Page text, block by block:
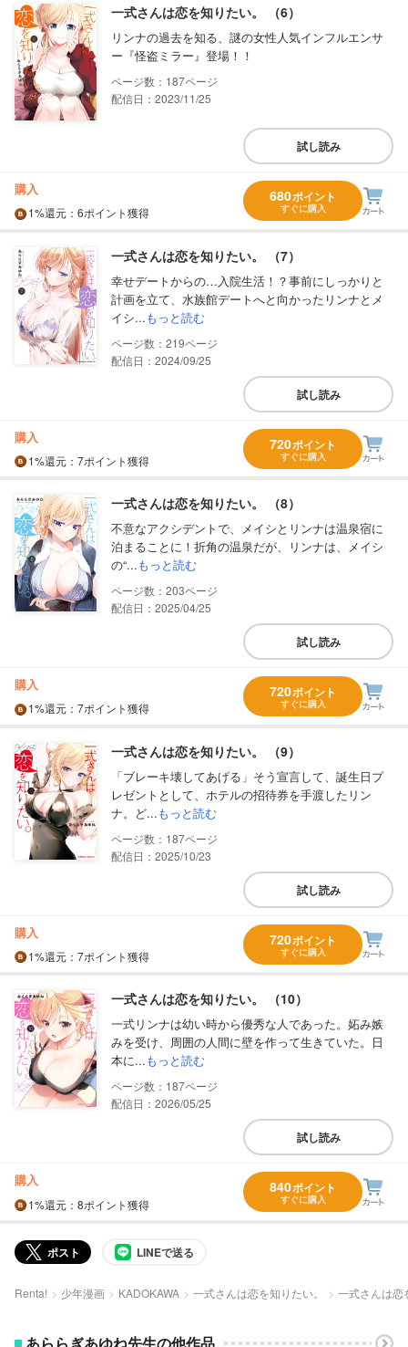
一式さんは恋を知りたい。 （6）
リンナの過去を知る、謎の女性人気インフルエンサ
ー『怪盗ミラー』登場！！
187
配信日：2023/11/25
試し読み
購入
1%還元 ：6ポイント獲得
680ポイント
すぐに購入
一式さんは恋を知りたい。 （7）
幸せデートからの…入院生活！？事前にしっかりと
計画を立て、水族館デートへと向かったリンナとメ
イシ...もっと読む
219
配信日：2024/09/25
試し読み
購入
1%還元 ：7ポイント獲得
720ポイント
すぐに購入
一式さんは恋を知りたい。 （8）
不意なアクシデントで、メイシとリンナは温泉宿に
泊まることに！折角の温泉だが、リンナは、メイシ
の“...もっと読む
203
配信日：2025/04/25
試し読み
購入
1%還元 ：7ポイント獲得
720ポイント
すぐに購入
一式さんは恋を知りたい。 （9）
「ブレーキ壊してあげる」そう宣言して、誕生日プ
レゼントとして、ホテルの招待券を手渡したリン
ナ。ど...もっと読む
187
配信日：2025/10/23
試し読み
購入
1%還元 ：7ポイント獲得
720ポイント
すぐに購入
一式さんは恋を知りたい。 （10）
一式リンナは幼い時から優秀な人であった。妬み嫉
みを受け、周囲の人間に壁を作って生きていた。日
本に...もっと読む
187
配信日：2026/05/25
試し読み
購入
1%還元 ：8ポイント獲得
840ポイント
すぐに購入
ポスト LINEで送る
Renta! 少年漫画 KADOKAWA 一式さんは恋を知りたい。 一式さんは恋